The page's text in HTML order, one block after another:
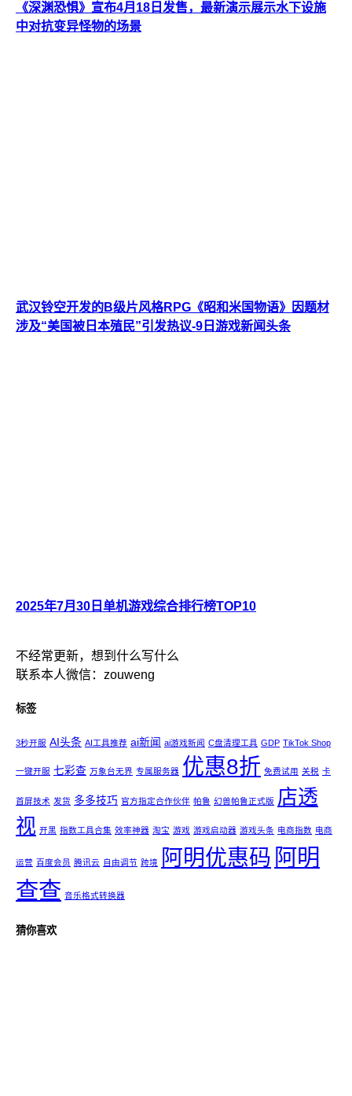
《深渊恐惧》宣布4月18日发售，最新演示展示水下设施
中对抗变异怪物的场景
武汉铃空开发的B级片风格RPG《昭和米国物语》因题材
涉及“美国被日本殖民”引发热议-9日游戏新闻头条
2025年7月30日单机游戏综合排行榜TOP10
不经常更新，想到什么写什么
联系本人微信：zouweng
标签
3秒开服 AI头条 AI工具推荐 ai新闻 ai游戏新闻 C盘清理工具 GDP TikTok Shop
一键开服 七彩查 万象台无界 专属服务器 优惠8折 免费试用 关税 卡
首屏技术 发货 多多技巧 官方指定合作伙伴 帕鲁 幻兽帕鲁正式版 店透
视 开黑 指数工具合集 效率神器 淘宝 游戏 游戏启动器 游戏头条 电商指数 电商
运营 百度会员 腾讯云 自由调节 跨境 阿明优惠码 阿明
查查 音乐格式转换器
猜你喜欢